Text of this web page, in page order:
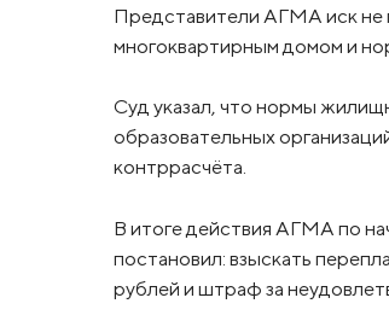
Представители АГМА иск не
многоквартирным домом и
Суд указал, что нормы
образовательных
контррасчёта.
В итоге действия АГМА по
постановил: взыскать
рублей и штраф за